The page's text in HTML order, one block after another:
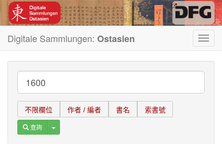
Digitale Sammlungen: Ostasien
不限欄位 作者 / 編者 書名 索書號
查詢 Toggle Dropdown